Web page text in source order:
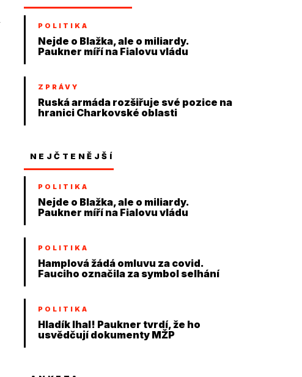
POLITIKA
Nejde o Blažka, ale o miliardy.
Paukner míří na Fialovu vládu
ZPRÁVY
Ruská armáda rozšiřuje své pozice na
hranici Charkovské oblasti
NEJČTENĚJŠÍ
POLITIKA
Nejde o Blažka, ale o miliardy.
Paukner míří na Fialovu vládu
POLITIKA
Hamplová žádá omluvu za covid.
Fauciho označila za symbol selhání
POLITIKA
Hladík lhal! Paukner tvrdí, že ho
usvědčují dokumenty MŽP